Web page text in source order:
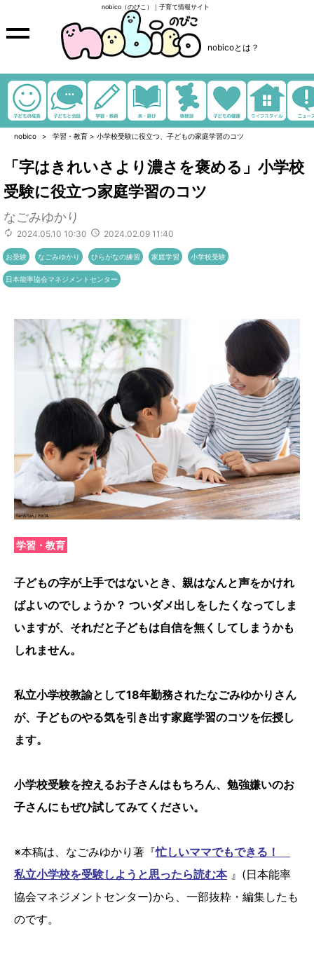
nobico（のびこ）｜子育て情報サイト
nobicoとは？
nobico 学習・教育 > 小学校受験に役立つ、子どもの家庭学習のコツ
「字はきれいさより濃さを褒める」小学校
受験に役立つ家庭学習のコツ
なごみゆかり
2024.05.10 10:30 2024.02.09 11:40
お受験 なごみゆかり ひらがなの練習 家庭学習 小学校受験
日本能率協会マネジメントセンター
学習・教育
子どもの字が上手ではないとき、親はなんと声をかけれ
ばよいのでしょうか？ ついダメ出しをしたくなってしま
いますが、それだと子どもは自信を無くしてしまうかも
しれません。
私立小学校教諭として18年勤務されたなごみゆかりさん
が、子どものやる気を引き出す家庭学習のコツを伝授し
ます。
小学校受験を控えるお子さんはもちろん、勉強嫌いのお
子さんにもぜひ試してみてください。
※本稿は、なごみゆかり著『忙しいママでもできる！
私立小学校を受験しようと思ったら読む本』(日本能率
協会マネジメントセンター)から、一部抜粋・編集したも
のです。